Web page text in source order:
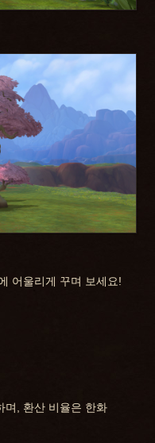
어울리게 꾸며 보세요!
며, 환산 비율은 한화